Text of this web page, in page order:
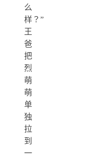
么
样？”
王
爸
把
烈
萌
萌
单
独
拉
到
一